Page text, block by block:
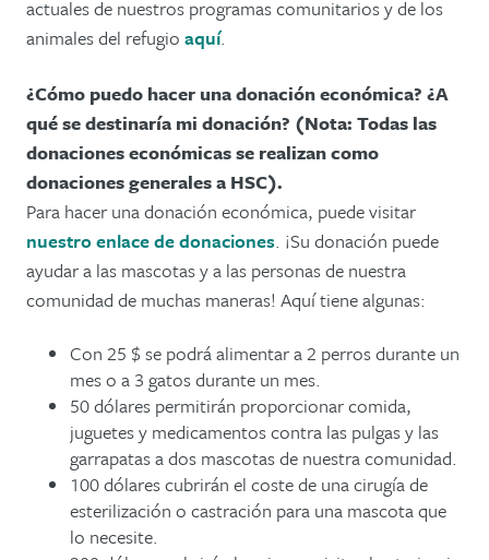
actuales de nuestros programas comunitarios y de los
animales del refugio aquí.
¿Cómo puedo hacer una donación económica? ¿A
qué se destinaría mi donación? (Nota: Todas las
donaciones económicas se realizan como
donaciones generales a HSC).
Para hacer una donación económica, puede visitar
nuestro enlace de donaciones. ¡Su donación puede
ayudar a las mascotas y a las personas de nuestra
comunidad de muchas maneras! Aquí tiene algunas:
Con 25 $ se podrá alimentar a 2 perros durante un
mes o a 3 gatos durante un mes.
50 dólares permitirán proporcionar comida,
juguetes y medicamentos contra las pulgas y las
garrapatas a dos mascotas de nuestra comunidad.
100 dólares cubrirán el coste de una cirugía de
esterilización o castración para una mascota que
lo necesite.